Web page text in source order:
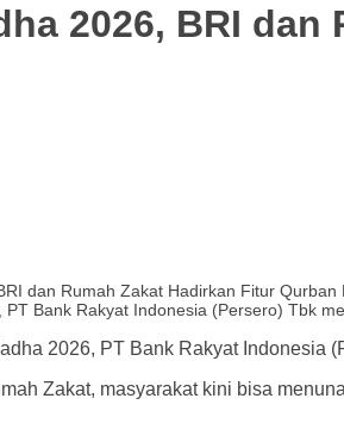
2026, BRI
Bank Rakyat Indonesia (Persero) Tbk
2026, PT Bank Rakyat Indonesia
Zakat, masyarakat kini bisa